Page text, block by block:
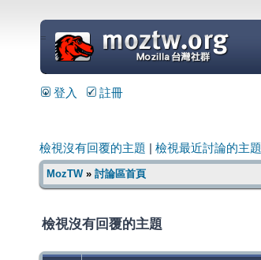
=
登入 註冊
檢視沒有回覆的主題 檢視最近討論的主題
MozTW» 討論區首頁
檢視沒有回覆的主題